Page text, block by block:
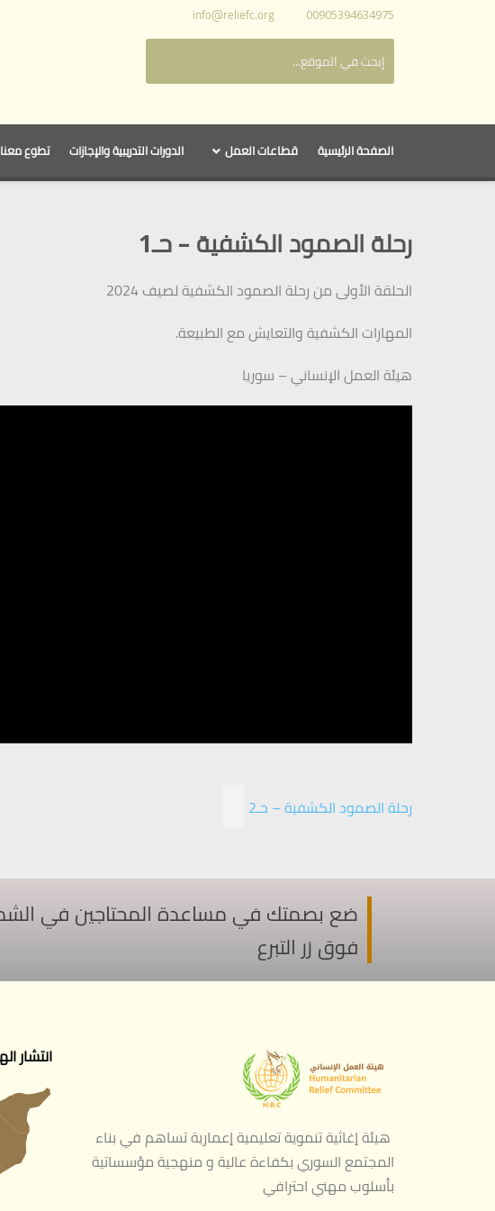
00905394634975
info@reliefc.org
الصفحة الرئيسية قطاعات العمل الدورات التدريبية والإجازات تطوع معنا
رحلة الصمود الكشفية – حـ1
الحلقة الأولى من رحلة الصمود الكشفية لصيف 2024
المهارات الكشفية والتعايش مع الطبيعة.
هيئة العمل الإنساني – سوريا
رحلة الصمود الكشفية – حـ2
ضع بصمتك في مساعدة المحتاجين في الشمال
فوق زر التبرع
هيئة إغاثية تنموية تعليمية إعمارية تساهم في بناء
المجتمع السوري بكفاءة عالية و منهجية مؤسساتية
بأسلوب مهني احترافي
انتشار